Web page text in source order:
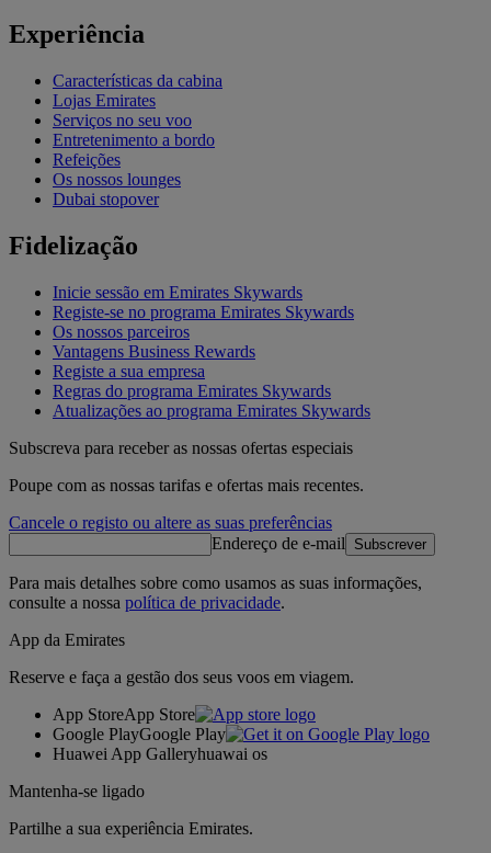
Experiência
Características da cabina
Lojas Emirates
Serviços no seu voo
Entretenimento a bordo
Refeições
Os nossos lounges
Dubai stopover
Fidelização
Inicie sessão em Emirates Skywards
Registe-se no programa Emirates Skywards
Os nossos parceiros
Vantagens Business Rewards
Registe a sua empresa
Regras do programa Emirates Skywards
Atualizações ao programa Emirates Skywards
Subscreva para receber as nossas ofertas especiais
Poupe com as nossas tarifas e ofertas mais recentes.
Cancele o registo ou altere as suas preferências
Endereço de e-mail
Subscrever
Para mais detalhes sobre como usamos as suas informações,
consulte a nossa política de privacidade.
App da Emirates
Reserve e faça a gestão dos seus voos em viagem.
App StoreApp Store
Google PlayGoogle Play
Huawei App Galleryhuawai os
Mantenha-se ligado
Partilhe a sua experiência Emirates.